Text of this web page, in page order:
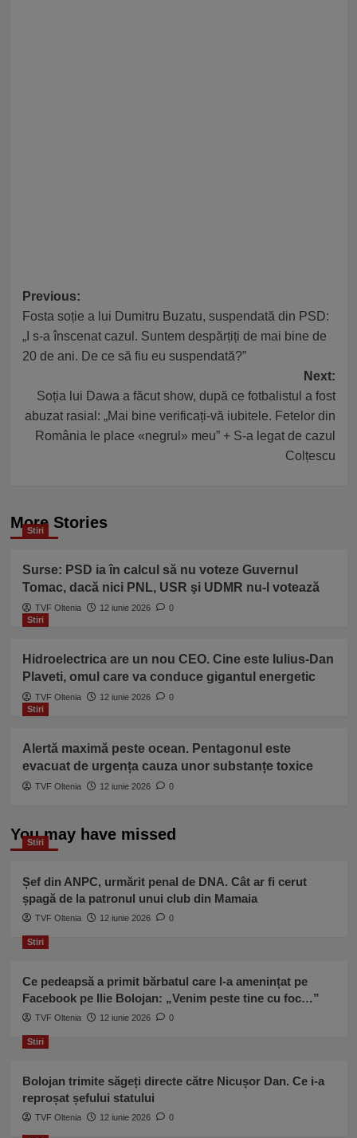
Post
navigation
Previous:
Fosta soție a lui Dumitru Buzatu, suspendată din PSD:
„I s-a înscenat cazul. Suntem despărțiți de mai bine de
20 de ani. De ce să fiu eu suspendată?”
Next:
Soția lui Dawa a făcut show, după ce fotbalistul a fost
abuzat rasial: „Mai bine verificați-vă iubitele. Fetelor din
România le place «negrul» meu” + S-a legat de cazul
Colțescu
More Stories
Stiri
Surse: PSD ia în calcul să nu voteze Guvernul
Tomac, dacă nici PNL, USR şi UDMR nu-l votează
TVF Oltenia 12 iunie 2026
0
Stiri
Hidroelectrica are un nou CEO. Cine este Iulius-Dan
Plaveti, omul care va conduce gigantul energetic
TVF Oltenia 12 iunie 2026
0
Stiri
Alertă maximă peste ocean. Pentagonul este
evacuat de urgența cauza unor substanțe toxice
TVF Oltenia 12 iunie 2026 0
You may have missed
Stiri
Șef din ANPC, urmărit penal de DNA. Cât ar fi cerut
șpagă de la patronul unui club din Mamaia
TVF Oltenia 12 iunie 2026 0
Stiri
Ce pedeapsă a primit bărbatul care l-a amenințat pe
Facebook pe Ilie Bolojan: „Venim peste tine cu foc…”
TVF Oltenia 12 iunie 2026 0
Stiri
Bolojan trimite săgeți directe către Nicușor Dan. Ce i-a
reproșat șefului statului
TVF Oltenia 12 iunie 2026 0